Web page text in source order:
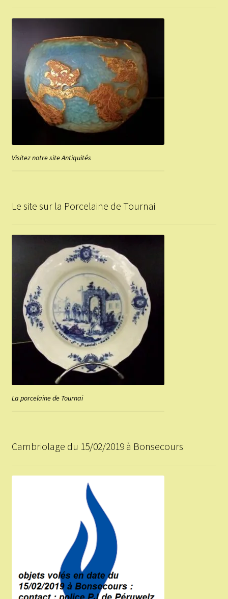
Visitez notre site Antiquités
Le site sur la Porcelaine de Tournai
La porcelaine de Tournai
Cambriolage du 15/02/2019 à Bonsecours